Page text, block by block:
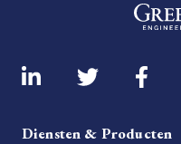
Diensten & Producten